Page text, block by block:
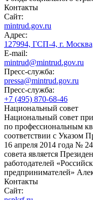
Контакты
Сайт:
mintrud.gov.ru
Адрес:
127994, ГСП-4, г.
E-mail:
mintrud@mintrud.gov.ru
Пресс-служба:
pressa@mintrud.gov.ru
Пресс-служба:
+7 (495) 870-68-46
Национальный совет
Национальный совет
по профессиональным
соответствии с Указом
16 апреля 2014 года №
совета является
работодателей
предпринимателей»
Контакты
Сайт: